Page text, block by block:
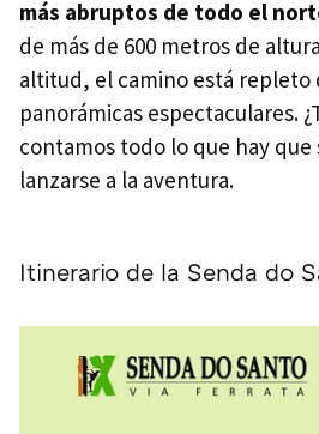
más abruptos de todo el
de más de 600 metros de
altitud, el camino está repleto
panorámicas espectaculares.
contamos todo lo que hay que
lanzarse a la aventura.
Itinerario de la Senda do